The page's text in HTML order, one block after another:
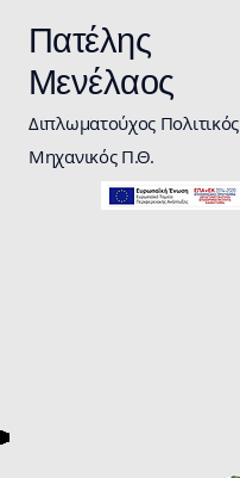
Πατέλης
Μενέλαος
Διπλωματούχος Πολιτικός
Μηχανικός Π.Θ.